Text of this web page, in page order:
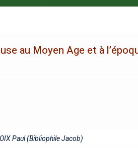
au Moyen Age et à
Paul (Bibliophile Jacob)